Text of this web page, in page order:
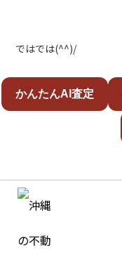
ではでは(^^)/
かんたんAI査定